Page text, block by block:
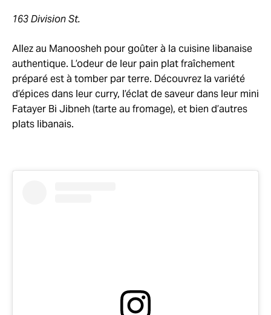
163 Division St.
Allez au Manoosheh pour goûter à la cuisine libanaise
authentique. L’odeur de leur pain plat fraîchement
préparé est à tomber par terre. Découvrez la variété
d’épices dans leur curry, l’éclat de saveur dans leur mini
Fatayer Bi Jibneh (tarte au fromage), et bien d’autres
plats libanais.